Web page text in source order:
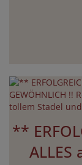
**
ALLES